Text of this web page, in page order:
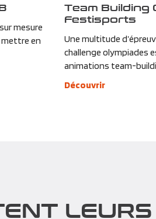
mesure
mettre en
Team Building
Festisports
Une multitude
challenge olympiades
animations team-
Découvrir